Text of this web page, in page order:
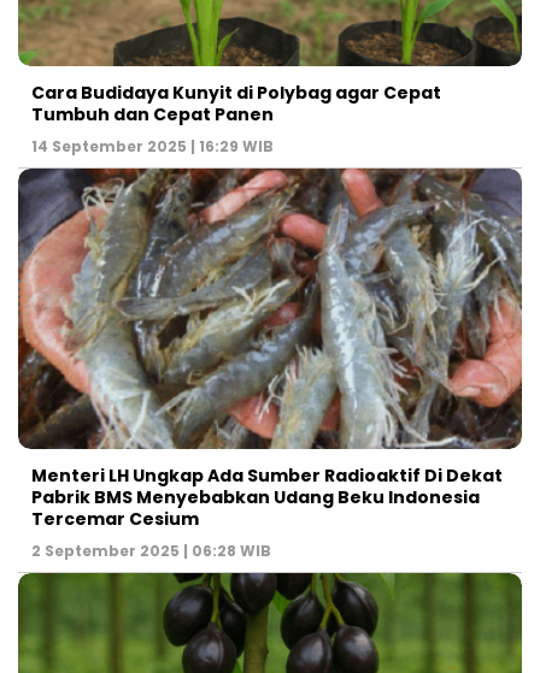
Cara Budidaya Kunyit di Polybag agar Cepat
Tumbuh dan Cepat Panen
14 September 2025 | 16:29 WIB
Menteri LH Ungkap Ada Sumber Radioaktif Di Dekat
Pabrik BMS Menyebabkan Udang Beku Indonesia
Tercemar Cesium
2 September 2025 | 06:28 WIB